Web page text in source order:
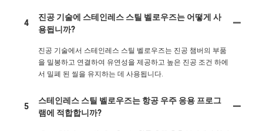
4
진공 기술에 스테인레스 스틸 벨로우즈는 어떻게 사
용됩니까?
진공 기술에서 스테인레스 스틸 벨로우즈는 진공 챔버의 부품
을 밀봉하고 연결하여 유연성을 제공하고 높은 진공 조건 하에
서 밀폐 된 씰을 유지하는 데 사용됩니다.
5
스테인레스 스틸 벨로우즈는 항공 우주 응용 프로그
램에 적합합니까?